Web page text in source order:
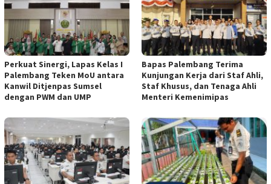
Perkuat Sinergi, Lapas Kelas I
Palembang Teken MoU antara
Kanwil Ditjenpas Sumsel
dengan PWM dan UMP
Bapas Palembang Terima
Kunjungan Kerja dari Staf Ahli,
Staf Khusus, dan Tenaga Ahli
Menteri Kemenimipas